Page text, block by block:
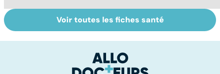
Nécrose : quand
les tissus
Jambes lourdes :
un symptôme à
la légère
Voir toutes les fiches santé